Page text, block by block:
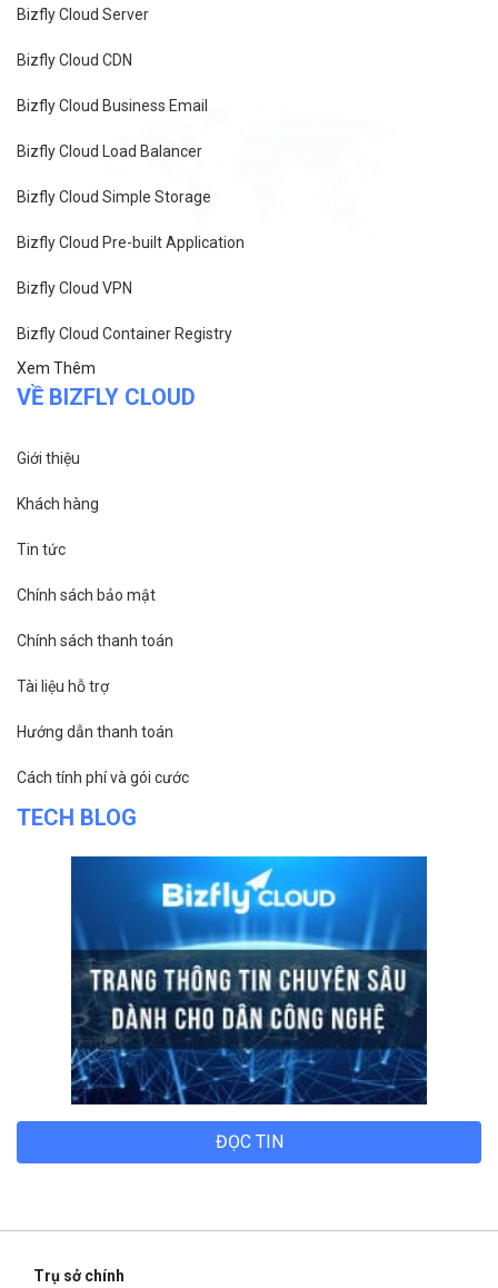
Bizfly Cloud Server
Bizfly Cloud CDN
Bizfly Cloud Business Email
Bizfly Cloud Load Balancer
Bizfly Cloud Simple Storage
Bizfly Cloud Pre-built Application
Bizfly Cloud VPN
Bizfly Cloud Container Registry
Xem Thêm
VỀ BIZFLY CLOUD
Giới thiệu
Khách hàng
Tin tức
Chính sách bảo mật
Chính sách thanh toán
Tài liệu hỗ trợ
Hướng dẫn thanh toán
Cách tính phí và gói cước
TECH BLOG
ĐỌC TIN
Trụ sở chính